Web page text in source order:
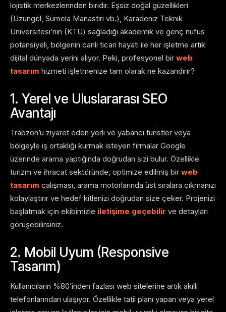
lojistik merkezlerinden biridir. Eşsiz doğal güzellikleri
(Uzungöl, Sümela Manastırı vb.), Karadeniz Teknik
Üniversitesi’nin (KTÜ) sağladığı akademik ve genç nüfus
potansiyeli, bölgenin canlı ticari hayatı ile her işletme artık
dijital dünyada yerini alıyor. Peki, profesyonel bir web
tasarım hizmeti işletmenize tam olarak ne kazandırır?
1. Yerel ve Uluslararası SEO
Avantajı
Trabzon’u ziyaret eden yerli ve yabancı turistler veya
bölgeyle iş ortaklığı kurmak isteyen firmalar Google
üzerinde arama yaptığında doğrudan sizi bulur. Özellikle
turizm ve ihracat sektöründe, optimize edilmiş bir web
tasarım çalışması, arama motorlarında üst sıralara çıkmanızı
kolaylaştırır ve hedef kitlenizi doğrudan size çeker. Projenizi
başlatmak için ekibimizle iletişime geçebilir ve detayları
görüşebilirsiniz.
2. Mobil Uyum (Responsive
Tasarım)
Kullanıcıların %80’inden fazlası web sitelerine artık akıllı
telefonlarından ulaşıyor. Özellikle tatil planı yapan veya yerel